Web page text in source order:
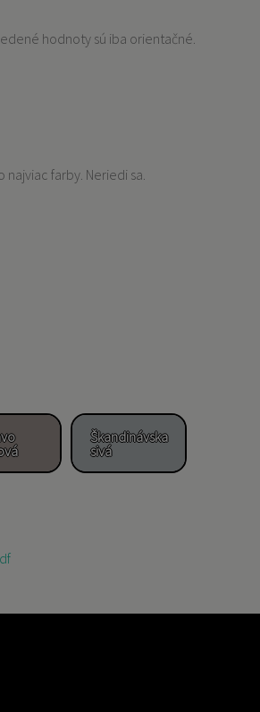
hodnoty sú iba orientačné.
farby. Neriedi sa.
Škandinávska
sivá